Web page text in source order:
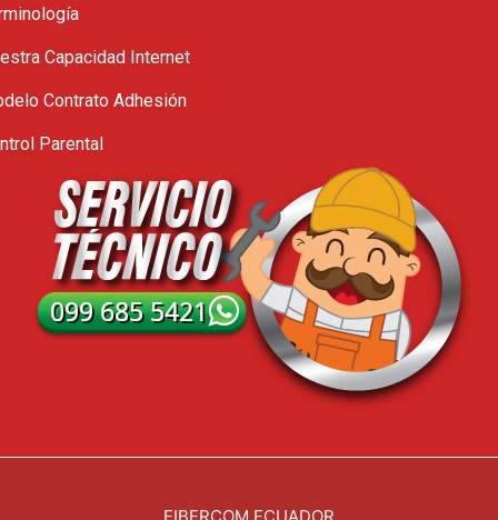
Capacidad Internet
Contrato Adhesión
Parental